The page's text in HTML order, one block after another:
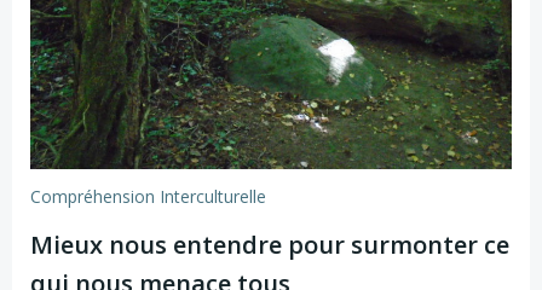
Compréhension Interculturelle
Mieux nous entendre pour surmonter ce
qui nous menace tous